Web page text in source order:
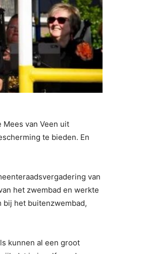
Mees van Veen uit
te bieden. En
van
het zwembad en werkte
bij het buitenzwembad,
kunnen al een groot